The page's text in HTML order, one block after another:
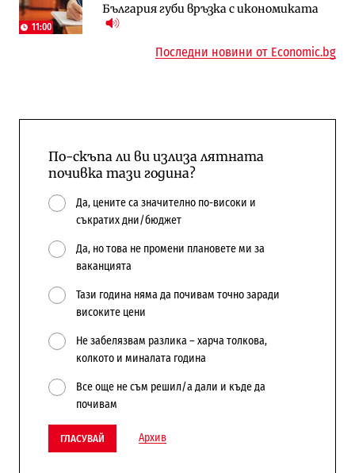
11:00
България губи връзка с икономиката
поръчки?
Последни новини от Economic.bg
По-скъпа ли ви излиза лятната
почивка тази година?
Да, цените са значително по-високи и
съкратих дни/бюджет
Да, но това не промени плановете ми за
ваканцията
Тази година няма да почивам точно заради
високите цени
Не забелязвам разлика – харча толкова,
колкото и миналата година
Все още не съм решил/а дали и къде да
почивам
ГЛАСУВАЙ Архив